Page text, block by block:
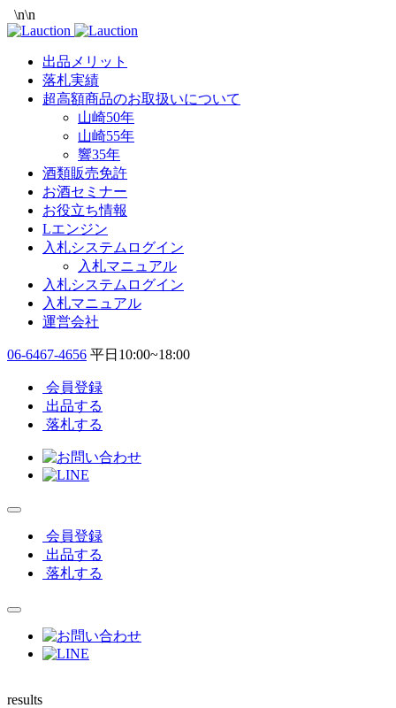
\n\n
出品メリット
落札実績
超高額商品のお取扱いについて
山崎50年
山崎55年
響35年
酒類販売免許
お酒セミナー
お役立ち情報
Lエンジン
入札システムログイン
入札マニュアル
入札システムログイン
入札マニュアル
運営会社
06-6467-4656 平日10:00~18:00
会員登録
出品する
落札する
会員登録
出品する
落札する
results